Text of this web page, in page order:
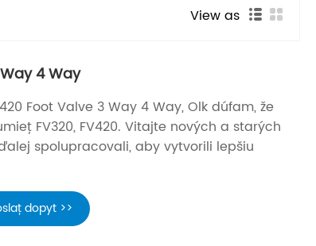
View as
4 Way
Foot Valve 3 Way 4 Way, Olk dúfam, že
FV320, FV420. Vitajte nových a starých
spolupracovali, aby vytvorili lepšiu
dopyt >>